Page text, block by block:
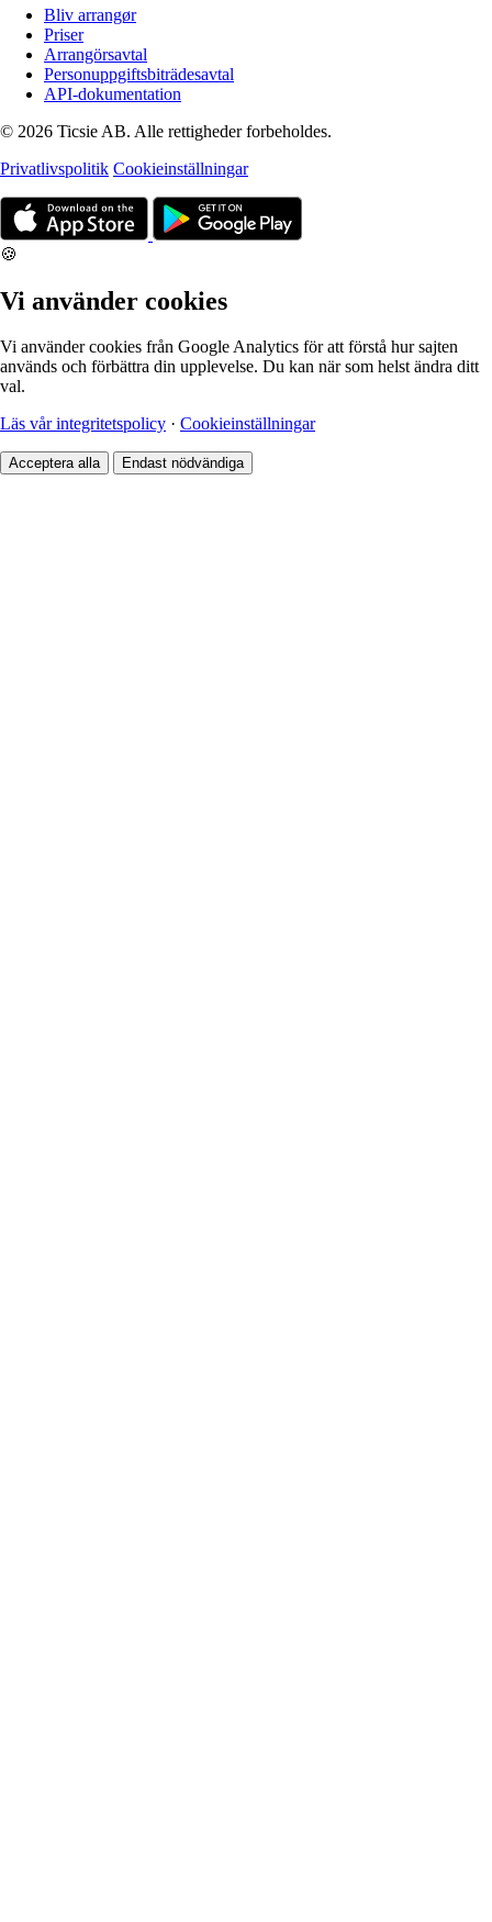
Bliv arrangør
Priser
Arrangörsavtal
Personuppgiftsbiträdesavtal
API-dokumentation
© 2026 Ticsie AB. Alle rettigheder forbeholdes.
Privatlivspolitik Cookieinställningar
🍪
Vi använder cookies
Vi använder cookies från Google Analytics för att förstå hur sajten
används och förbättra din upplevelse. Du kan när som helst ändra ditt
val.
Läs vår integritetspolicy · Cookieinställningar
Acceptera alla Endast nödvändiga